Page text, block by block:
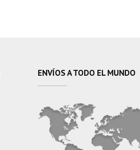
ENVÍOS A TODO EL MUNDO